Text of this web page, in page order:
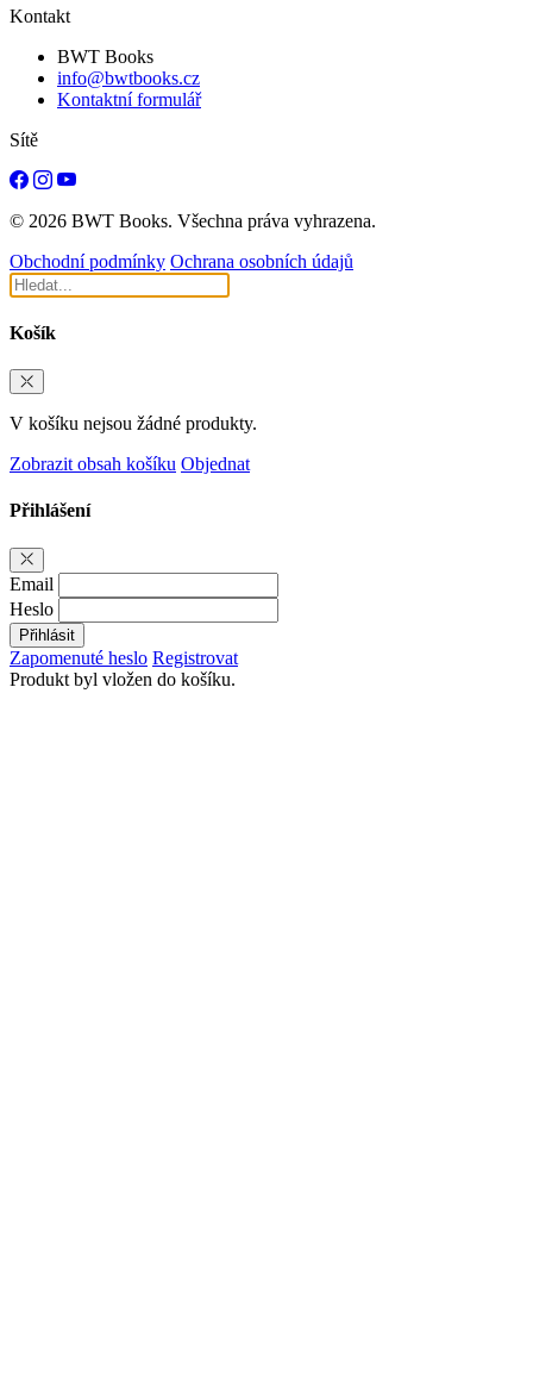
Kontakt
BWT Books
info@bwtbooks.cz
Kontaktní formulář
Sítě
© 2026 BWT Books. Všechna práva vyhrazena.
Obchodní podmínky Ochrana osobních údajů
Košík
V košíku nejsou žádné produkty.
Zobrazit obsah košíku Objednat
Přihlášení
Email
Heslo
Přihlásit
Zapomenuté heslo Registrovat
Produkt byl vložen do košíku.